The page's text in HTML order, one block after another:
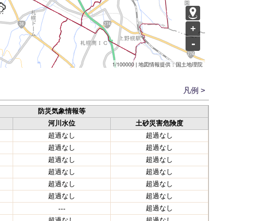
+
-
1/100000 | 地図情報提供：国土地理院
凡例 >
防災気象情報等
河川水位
土砂災害危険度
超過なし
超過なし
超過なし
超過なし
超過なし
超過なし
超過なし
超過なし
超過なし
超過なし
超過なし
超過なし
---
超過なし